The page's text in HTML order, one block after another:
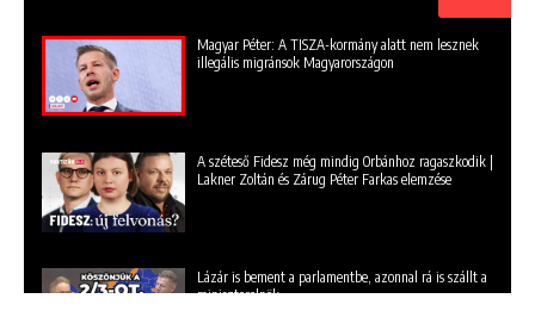
Magyar Péter: A TISZA-kormány alatt nem lesznek
illegális migránsok Magyarországon
A széteső Fidesz még mindig Orbánhoz ragaszkodik |
Lakner Zoltán és Zárug Péter Farkas elemzése
Lázár is bement a parlamentbe, azonnal rá is szállt a
miniszterelnök